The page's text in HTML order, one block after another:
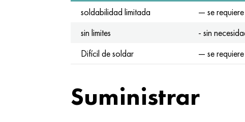
soldabilidad limitada
— se
sin limites
- sin
Difícil de soldar
— se
Suministrar